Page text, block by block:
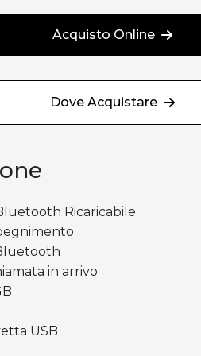
Acquisto Online
Dove Acquistare
Ricaricabile
in arrivo
USB